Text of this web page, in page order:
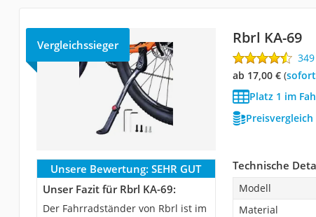
Vergleichssieger Rbrl KA-69
ab 17,00 €(
Platz 1 im
Unsere Bewertung: SEHR GUT
Unser Fazit für Rbrl KA-69:
Der Fahrradständer von Rbrl ist im
Technische
Modell
Material